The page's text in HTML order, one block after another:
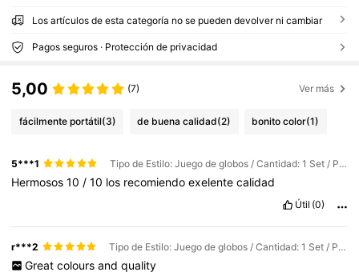
Los artículos de esta categoría no se pueden devolver ni cambiar
Pagos seguros · Protección de privacidad
5,00 (7) Ver más
fácilmente portátil(3) de buena calidad(2) bonito color(1)
5***1 Tipo de Estilo: Juego de globos / Cantidad: 1 Set / Patrón: 7
Hermosos10 /10 los recomiendoexelentecalidad
Útil (0)
r***2 Tipo de Estilo: Juego de globos / Cantidad: 1 Set / Patrón: 7
Great colours and quality